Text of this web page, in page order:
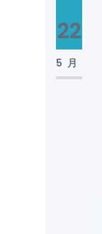
22
5月